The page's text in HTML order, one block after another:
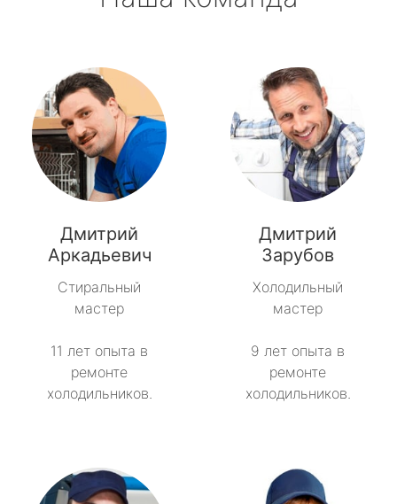
Дмитрий
Аркадьевич
Стиральный
мастер
11 лет опыта в
ремонте
холодильников.
Дмитрий
Зарубов
Холодильный
мастер
9 лет опыта в
ремонте
холодильников.